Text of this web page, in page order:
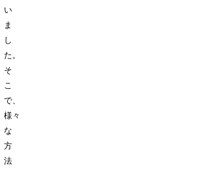
い
ま
し
た。
そ
こ
で、
様々
な
方
法